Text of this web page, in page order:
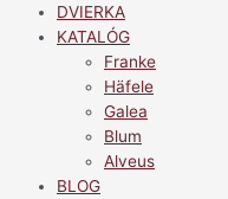
DVIERKA
KATALÓG
Franke
Häfele
Galea
Blum
Alveus
BLOG